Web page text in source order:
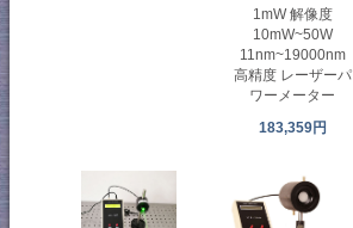
1mW 解像度
10mW~50W
11nm~19000nm
高精度 レーザーパ
ワーメーター
183,359円